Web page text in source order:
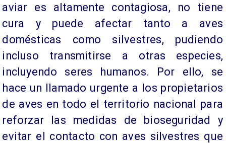
aviar es altamente contagiosa, no tiene
cura y puede afectar tanto a aves
domésticas como silvestres, pudiendo
incluso transmitirse a otras especies,
incluyendo seres humanos. Por ello, se
hace un llamado urgente a los propietarios
de aves en todo el territorio nacional para
reforzar las medidas de bioseguridad y
evitar el contacto con aves silvestres que